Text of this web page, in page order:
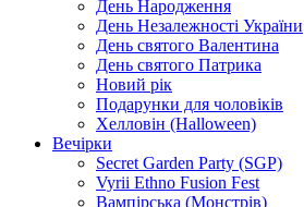
День Народження
День Незалежності України
День святого Валентина
День святого Патрика
Новий рік
Подарунки для чоловіків
Хелловін (Halloween)
Вечірки
Secret Garden Party (SGP)
Vyrii Ethno Fusion Fest
Вампірська (Монстрів)